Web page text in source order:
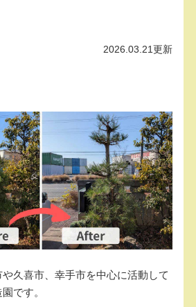
2026.03.21更新
久喜市、幸手市を中心に活動して
です。